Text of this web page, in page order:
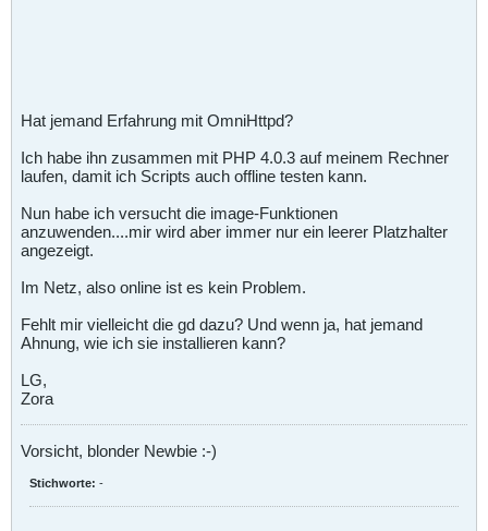
Hat jemand Erfahrung mit OmniHttpd?
Ich habe ihn zusammen mit PHP 4.0.3 auf meinem Rechner
laufen, damit ich Scripts auch offline testen kann.
Nun habe ich versucht die image-Funktionen
anzuwenden....mir wird aber immer nur ein leerer Platzhalter
angezeigt.
Im Netz, also online ist es kein Problem.
Fehlt mir vielleicht die gd dazu? Und wenn ja, hat jemand
Ahnung, wie ich sie installieren kann?
LG,
Zora
Vorsicht, blonder Newbie :-)
Stichworte: -